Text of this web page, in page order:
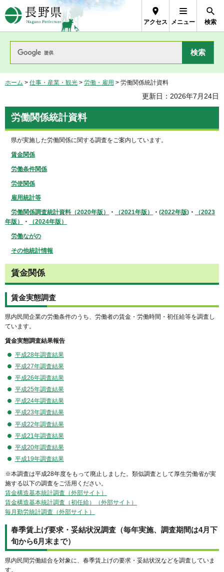
長野県Nagano Prefecture
アクセス メニュー 検索
ホーム > 仕事・産業・観光 > 労働・雇用 > 労働関係統計資料
更新日：2026年7月24日
労働関係統計資料
県が実施した労働関係に関する調査をご案内しています。
賃金関係
労働条件関係
労使関係
雇用統計等
労働関係調査統計資料（2020年版） ・ （2021年版） ・ (2022年版) ・
（2023
年版）
・ （2024年版）
労働ながの
その他統計情報
賃金関係
賃金実態調査
県内民間企業の労働条件のうち、労働者の賃金・労働時間・初任給等を調査し
ています。
賃金実態調査結果報告
平成28年調査結果
平成27年調査結果
平成26年調査結果
平成25年調査結果
平成24年調査結果
平成23年調査結果
平成22年調査結果
平成21年調査結果
平成20年調査結果
平成19年調査結果
※本調査は平成28年度をもって廃止しました。類似調査として厚生労働省が実
施する以下の調査をご活用ください。
賃金構造基本統計調査（外部サイト）
賃金構造基本統計調査（初任給）（外部サイト）
毎月勤労統計調査（外部サイト）
春季賃上げ要求・妥結状況調査（毎年実施、調査期間は4月下
旬から6月末まで）
県内民間労働組合を対象に、春季賃上げの要求・妥結状況などを調査していま
す。